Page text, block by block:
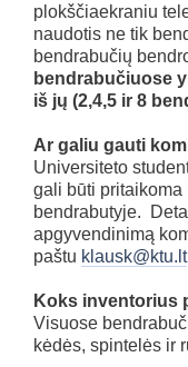
plokščiaekraniu
naudotis ne tik
bendrabučių
bendrabučiuose
iš jų (2,4,5 ir 8
Ar galiu gauti
Universiteto
gali būti
bendrabutyje.
apgyvendinimą
paštu klausk@ktu.lt
Koks inventorius
Visuose
kėdės, spintelės ir